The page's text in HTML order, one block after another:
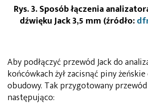
Rys. 3. Sposób łączenia
dźwięku Jack 3,5 mm (źródło:
Aby podłączyć przewód Jack do
końcówkach żył zacisnąć piny
obudowy. Tak przygotowany
następująco: